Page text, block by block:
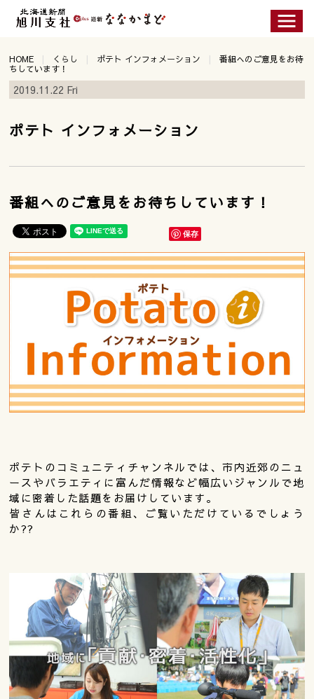
HOME くらし ポテト インフォメーション
番組へのご意見をお待
ちしています！
2019.11.22 Fri
ポテト インフォメーション
番組へのご意見をお待ちしています！
保存
ポテトのコミュニティチャンネルでは、市内近郊のニュ
ースやバラエティに富んだ情報など幅広いジャンルで地
域に密着した話題をお届けしています。
皆さんはこれらの番組、ご覧いただけているでしょう
か??